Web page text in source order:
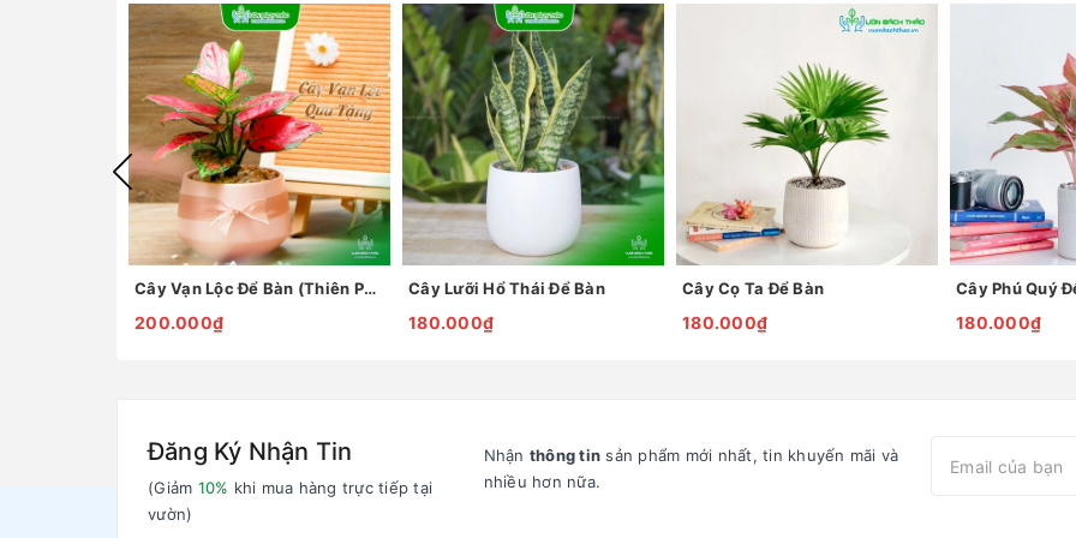
Cây Vạn Lộc Để Bàn (Thiên Phú)
200.000₫
Cây Lưỡi Hổ Thái Để Bàn
180.000₫
Cây Cọ Ta Để Bàn
180.000₫
Cây Phú Quý
180.000₫
Đăng Ký Nhận Tin
(Giảm 10% khi mua hàng trực tiếp tại
vườn)
Nhận thông tin sản phẩm mới nhất, tin khuyến mãi và
nhiều hơn nữa.